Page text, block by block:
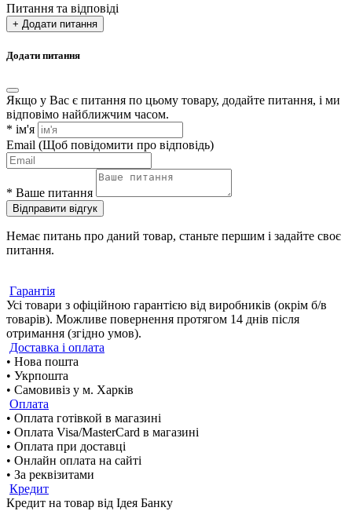
Питання та відповіді
+ Додати питання
Додати питання
Якщо у Вас є питання по цьому товару, додайте питання, і ми
відповімо найближчим часом.
* ім'я
Email (Щоб повідомити про відповідь)
* Ваше питання
Відправити відгук
Немає питань про даний товар, станьте першим і задайте своє
питання.
Гарантія
Усі товари з офіційною гарантією від виробників (окрім б/в
товарів). Можливе повернення протягом 14 днів після
отримання (згідно умов).
Доставка і оплата
• Нова пошта
• Укрпошта
• Самовивіз у м. Харків
Оплата
• Оплата готівкой в магазині
• Оплата Visa/MasterCard в магазині
• Оплата при доставці
• Онлайн оплата на сайті
• За реквізитами
Кредит
Кредит на товар від Ідея Банку